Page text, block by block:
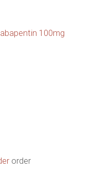
100mg
order